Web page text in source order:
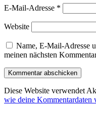
E-Mail-Adresse *
Website
Name, E-Mail-Adresse
meinen nächsten
Diese Website verwendet
wie deine Kommentardaten